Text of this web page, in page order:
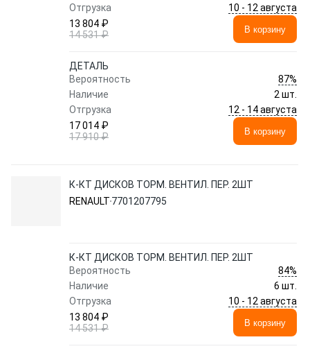
Отгрузка
10 - 12 августа
13 804 ₽
14 531 ₽
В корзину
ДЕТАЛЬ
Вероятность
87%
Наличие
2 шт.
Отгрузка
12 - 14 августа
17 014 ₽
17 910 ₽
В корзину
К-КТ ДИСКОВ ТОРМ. ВЕНТИЛ. ПЕР. 2ШТ
RENAULT 7701207795
К-КТ ДИСКОВ ТОРМ. ВЕНТИЛ. ПЕР. 2ШТ
Вероятность
84%
Наличие
6 шт.
Отгрузка
10 - 12 августа
13 804 ₽
14 531 ₽
В корзину